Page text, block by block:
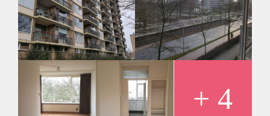
Inkomen eis
3,0 X De bruto Huur
Huurtermijn
Onbepaalde termijn
Oplevering
+ 4